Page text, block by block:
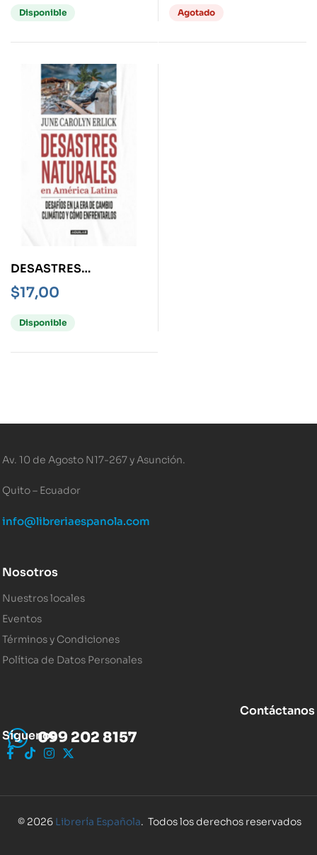
Disponible Agotado
DESASTRES
NATURALES EN
AMÉRICA LATINA
$17,00
Disponible
Av. 10 de Agosto N17-267 y Asunción.
Quito – Ecuador
info@libreriaespanola.com
Nosotros
Nuestros locales
Eventos
Términos y Condiciones
Política de Datos Personales
Contáctanos
099 202 8157
Síguenos
© 2026 Librería Española. Todos los derechos reservados